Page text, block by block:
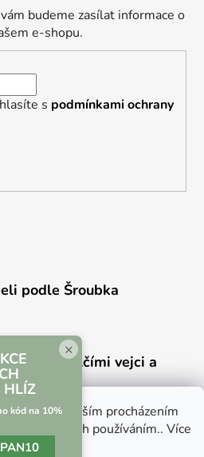
cookie. Dalším procházením
s jejich používáním.. Více
budeme zasílat informace o
e-shopu.
s podmínkami ochrany
podle Šroubka
s křepelčími vejci a
×
HLÍZ
kód na 10%